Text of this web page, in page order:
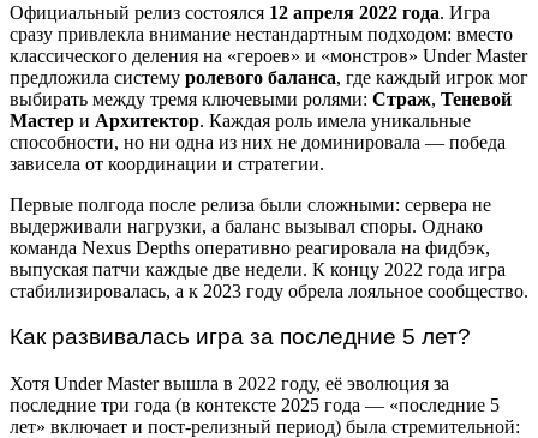
Официальный релиз состоялся 12 апреля 2022 года. Игра
сразу привлекла внимание нестандартным подходом: вместо
классического деления на «героев» и «монстров» Under Master
предложила систему ролевого баланса, где каждый игрок мог
выбирать между тремя ключевыми ролями: Страж, Теневой
Мастер и Архитектор. Каждая роль имела уникальные
способности, но ни одна из них не доминировала — победа
зависела от координации и стратегии.
Первые полгода после релиза были сложными: сервера не
выдерживали нагрузки, а баланс вызывал споры. Однако
команда Nexus Depths оперативно реагировала на фидбэк,
выпуская патчи каждые две недели. К концу 2022 года игра
стабилизировалась, а к 2023 году обрела лояльное сообщество.
Как развивалась игра за последние 5 лет?
Хотя Under Master вышла в 2022 году, её эволюция за
последние три года (в контексте 2025 года — «последние 5
лет» включает и пост-релизный период) была стремительной: